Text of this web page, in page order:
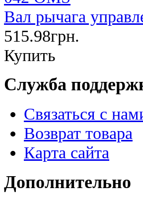
Вал рычага
515.98грн.
Купить
Служба
Связаться с
Возврат товара
Карта сайта
Дополнительно